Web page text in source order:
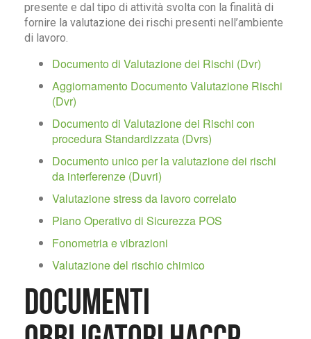
presente e dal tipo di attività svolta con la finalità di
fornire la valutazione dei rischi presenti nell’ambiente
di lavoro.
Documento di Valutazione dei Rischi (Dvr)
Aggiornamento Documento Valutazione Rischi
(Dvr)
Documento di Valutazione dei Rischi con
procedura Standardizzata (Dvrs)
Documento unico per la valutazione dei rischi
da interferenze (Duvri)
Valutazione stress da lavoro correlato
Piano Operativo di Sicurezza POS
Fonometria e vibrazioni
Valutazione del rischio chimico
Documenti